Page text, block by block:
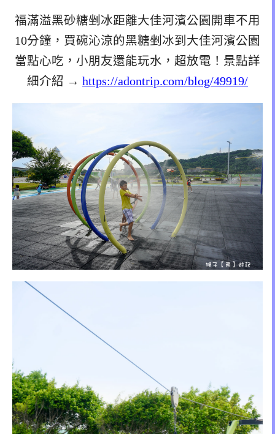
福滿溢黑砂糖剉冰距離大佳河濱公園開車不用
10分鐘，買碗沁涼的黑糖剉冰到大佳河濱公園
當點心吃，小朋友還能玩水，超放電！景點詳
細介紹 → https://adontrip.com/blog/49919/